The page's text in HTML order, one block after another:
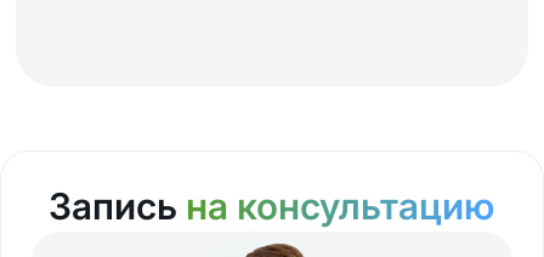
Запись на консультацию